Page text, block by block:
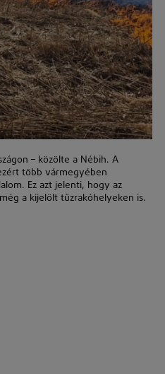
– közölte a Nébih. A
több vármegyében
Ez azt jelenti, hogy az
a kijelölt tűzrakóhelyeken is.